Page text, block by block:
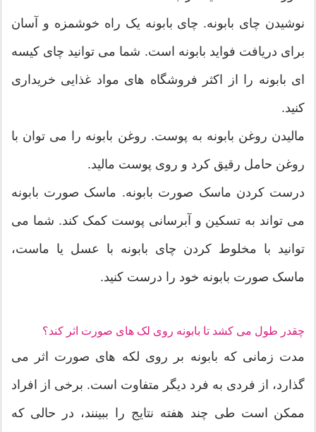
نوشیدن چای بابونه. چای بابونه یک راه خوشمزه و آسان
برای دریافت فواید بابونه است. شما می توانید چای کیسه
ای بابونه را از اکثر فروشگاه های مواد غذایی خریداری
کنید.
مالیدن روغن بابونه به پوست. روغن بابونه را می توان با
روغن حامل رقیق کرد و روی پوست مالید.
درست کردن ماسک صورت بابونه. ماسک صورت بابونه
می تواند به تسکین و آبرسانی پوست کمک کند. شما می
توانید با مخلوط کردن چای بابونه با عسل یا ماست،
ماسک صورت بابونه خود را درست کنید.
چقدر طول می کشد تا بابونه روی لک های صورت اثر کند؟
مدت زمانی که بابونه بر روی لکه های صورت اثر می
گذارد، از فردی به فرد دیگر متفاوت است. برخی از افراد
ممکن است طی چند هفته نتایج را ببینند، در حالی که